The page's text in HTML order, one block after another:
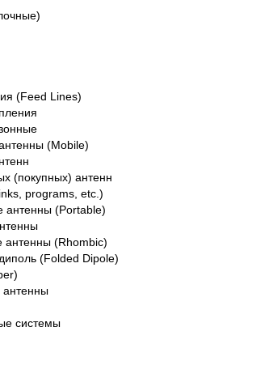
(Feed Lines)
(Mobile)
(покупных) антенн
programs, etc.)
антенны (Portable)
антенны (Rhombic)
(Folded Dipole)
системы